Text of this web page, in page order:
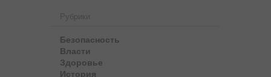
Рубрики
Безопасность
Власти
Здоровье
История